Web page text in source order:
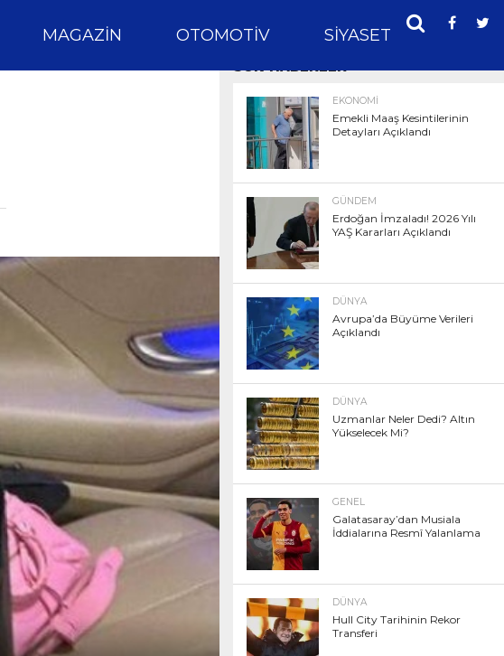
MAGAZIN OTOMOTIV SIYASET SPOR
SON HABERLER
EKONOMI
Emekli Maaş Kesintilerinin
Detayları Açıklandı
GÜNDEM
Erdoğan İmzaladı! 2026 Yılı
YAŞ Kararları Açıklandı
DÜNYA
Avrupa’da Büyüme Verileri
Açıklandı
DÜNYA
Uzmanlar Neler Dedi? Altın
Yükselecek Mi?
GENEL
Galatasaray’dan Musiala
İddialarına Resmî Yalanlama
DÜNYA
Hull City Tarihinin Rekor
Transferi